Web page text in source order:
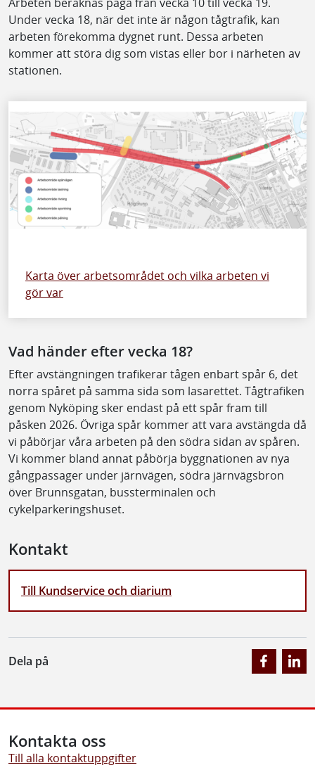
Under vecka 18, när det inte är någon tågtrafik, kan
arbeten förekomma dygnet runt. Dessa arbeten
kommer att störa dig som vistas eller bor i närheten av
stationen.
Karta över arbetsområdet och vilka arbeten vi
gör var
Vad händer efter vecka 18?
Efter avstängningen trafikerar tågen enbart spår 6, det
norra spåret på samma sida som lasarettet. Tågtrafiken
genom Nyköping sker endast på ett spår fram till
påsken 2026. Övriga spår kommer att vara avstängda då
vi påbörjar våra arbeten på den södra sidan av spåren.
Vi kommer bland annat påbörja byggnationen av nya
gångpassager under järnvägen, södra järnvägsbron
över Brunnsgatan, bussterminalen och
cykelparkeringshuset.
Kontakt
Till Kundservice och diarium
Dela på
Kontakta oss
Till alla kontaktuppgifter